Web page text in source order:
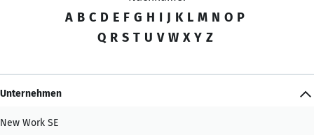
A B C D E F G H I J K L M N O P
Q R S T U V W X Y Z
Unternehmen
New Work SE